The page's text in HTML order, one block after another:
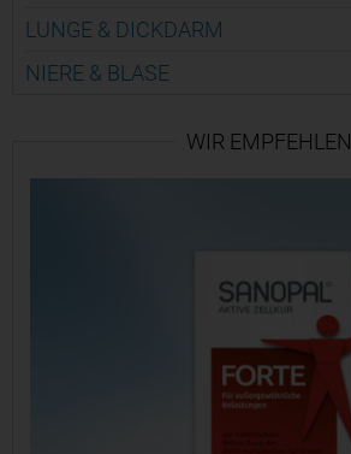
LUNGE & DICK­DARM
NIERE & BLASE
WIR EMPFEHLEN